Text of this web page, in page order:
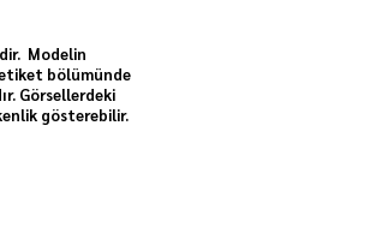
Modelin
bölümünde
Görsellerdeki
gösterebilir.